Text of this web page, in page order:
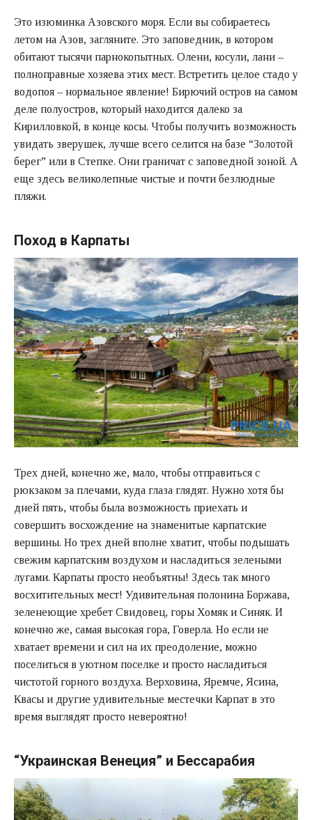
Это изюминка Азовского моря. Если вы собираетесь
летом на Азов, загляните. Это заповедник, в котором
обитают тысячи парнокопытных. Олени, косули, лани –
полноправные хозяева этих мест. Встретить целое стадо у
водопоя – нормальное явление! Бирючий остров на самом
деле полуостров, который находится далеко за
Кирилловкой, в конце косы. Чтобы получить возможность
увидать зверушек, лучше всего селится на базе “Золотой
берег” или в Степке. Они граничат с заповедной зоной. А
еще здесь великолепные чистые и почти безлюдные
пляжи.
Поход в Карпаты
Трех дней, конечно же, мало, чтобы отправиться с
рюкзаком за плечами, куда глаза глядят. Нужно хотя бы
дней пять, чтобы была возможность приехать и
совершить восхождение на знаменитые карпатские
вершины. Но трех дней вполне хватит, чтобы подышать
свежим карпатским воздухом и насладиться зелеными
лугами. Карпаты просто необъятны! Здесь так много
восхитительных мест! Удивительная полонина Боржава,
зеленеющие хребет Свидовец, горы Хомяк и Синяк. И
конечно же, самая высокая гора, Говерла. Но если не
хватает времени и сил на их преодоление, можно
поселиться в уютном поселке и просто насладиться
чистотой горного воздуха. Верховина, Яремче, Ясина,
Квасы и другие удивительные местечки Карпат в это
время выглядят просто невероятно!
“Украинская Венеция” и Бессарабия